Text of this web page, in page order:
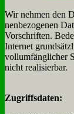
Wir neh­men den
nen­be­zo­ge­nen
Vor­schrif­ten.
In­ter­net
voll­um­fäng­li­cher
nicht rea­li­sier­bar.
Zu­griffs­da­ten: